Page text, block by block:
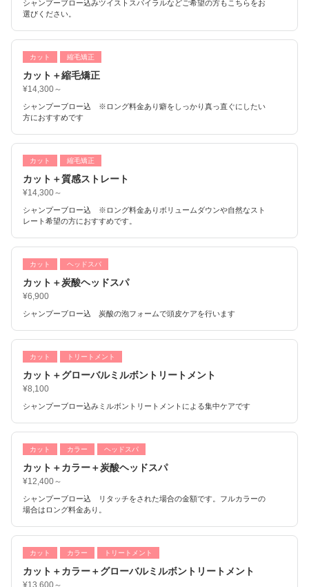
シャンプーブロー込みツイストスパイラルなどご希望の方もこちらをお
選びください。
カット 縮毛矯正
カット＋縮毛矯正
¥14,300～
シャンプーブロー込 ※ロング料金あり癖をしっかり真っ直ぐにしたい
方におすすめです
カット 縮毛矯正
カット＋質感ストレート
¥14,300～
シャンプーブロー込 ※ロング料金ありボリュームダウンや自然なスト
レート希望の方におすすめです。
カット ヘッドスパ
カット＋炭酸ヘッドスパ
¥6,900
シャンプーブロー込 炭酸の泡フォームで頭皮ケアを行います
カット トリートメント
カット＋グローバルミルボントリートメント
¥8,100
シャンプーブロー込みミルボントリートメントによる集中ケアです
カット カラー ヘッドスパ
カット＋カラー＋炭酸ヘッドスパ
¥12,400～
シャンプーブロー込 リタッチをされた場合の金額です。フルカラーの
場合はロング料金あり。
カット カラー トリートメント
カット＋カラー＋グローバルミルボントリートメント
¥13,600～